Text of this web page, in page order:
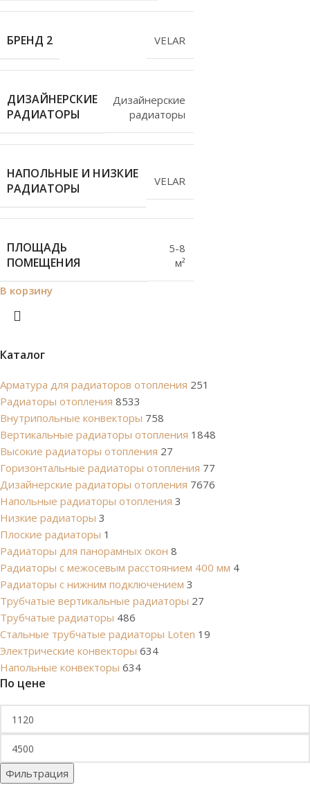
Каталог
Арматура для радиаторов отопления 251
Радиаторы отопления 8533
Внутрипольные конвекторы 758
Вертикальные радиаторы отопления 1848
Высокие радиаторы отопления 27
Горизонтальные радиаторы отопления 77
Дизайнерские радиаторы отопления 7676
Напольные радиаторы отопления 3
Низкие радиаторы 3
Плоские радиаторы 1
Радиаторы для панорамных окон 8
Радиаторы с межосевым расстоянием 400 мм 4
Радиаторы с нижним подключением 3
Трубчатые вертикальные радиаторы 27
Трубчатые радиаторы 486
Cтальные трубчатые радиаторы Loten 19
Электрические конвекторы 634
Напольные конвекторы 634
По цене
Фильтрация
БРЕНД 2 VELAR
ДИЗАЙНЕРСКИЕ
РАДИАТОРЫ
Дизайнерские
радиаторы
НАПОЛЬНЫЕ И НИЗКИЕ
РАДИАТОРЫ
VELAR
ПЛОЩАДЬ
ПОМЕЩЕНИЯ
5-8
м²
В корзину